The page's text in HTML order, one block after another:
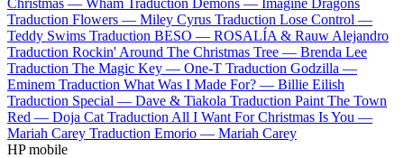
Traduction Flowers — Miley Cyrus Traduction Lose Control —
Teddy Swims Traduction BESO — ROSALÍA & Rauw Alejandro
Traduction Rockin' Around The Christmas Tree — Brenda Lee
Traduction The Magic Key — One-T Traduction Godzilla —
Eminem Traduction What Was I Made For? — Billie Eilish
Traduction Special — Dave & Tiakola Traduction Paint The Town
Red — Doja Cat Traduction All I Want For Christmas Is You —
Mariah Carey Traduction Emorio — Mariah Carey
HP mobile